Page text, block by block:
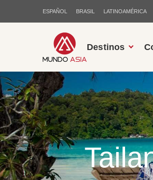
ESPAÑOL BRASIL LATINOAMÉRICA
Destinos